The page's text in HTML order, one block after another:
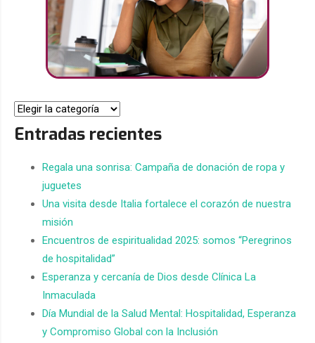
Entradas recientes
Regala una sonrisa: Campaña de donación de ropa y
juguetes
Una visita desde Italia fortalece el corazón de nuestra
misión
Encuentros de espiritualidad 2025: somos “Peregrinos
de hospitalidad”
Esperanza y cercanía de Dios desde Clínica La
Inmaculada
Día Mundial de la Salud Mental: Hospitalidad, Esperanza
y Compromiso Global con la Inclusión